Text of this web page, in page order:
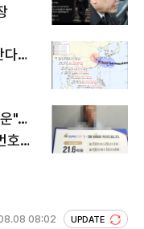
다…
"…
호조
08:02 UPDATE